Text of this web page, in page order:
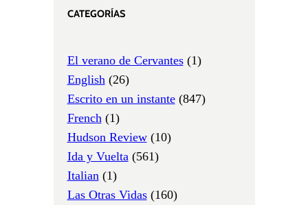
CATEGORÍAS
El verano de Cervantes(1)
English(26)
Escrito en un instante(847)
French(1)
Hudson Review(10)
Ida y Vuelta(561)
Italian(1)
Las Otras Vidas(160)